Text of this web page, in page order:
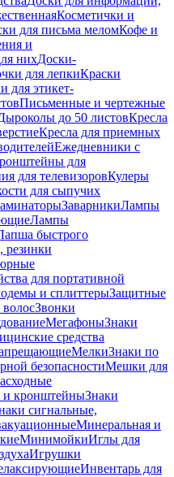
Косметички и
для письма меломКофе и
и
нихДоски-
для лепкиКраски
для этикет-
Письменные и чертежные
до 50 листовКресла
Кресла для приемных
Ежедневники с
для
для телевизоровКулеры
для сыпучих
ЗаварникиЛампы
Лампы
быстрого
резинки
для портативной
и сплиттерыЗащитные
Звонки
МегафоныЗнаки
средства
МелкиЗнаки по
безопасностиМешки для
и кронштейныЗнаки
сигнальные,
Минеральная и
МинимойкиИглы для
Игрушки
Инвентарь для